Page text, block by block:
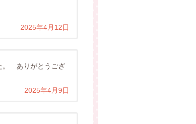
2025年4月12日
。 ありがとうござ
2025年4月9日